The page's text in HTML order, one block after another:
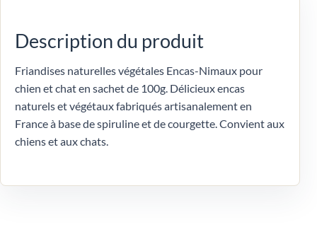
Description du produit
Friandises naturelles végétales Encas-Nimaux pour
chien et chat en sachet de 100g. Délicieux encas
naturels et végétaux fabriqués artisanalement en
France à base de spiruline et de courgette. Convient aux
chiens et aux chats.